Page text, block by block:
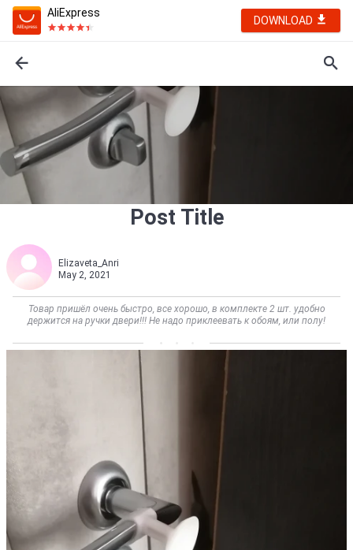
AliExpress
DOWNLOAD
Post Title
Elizaveta_Anri
May 2, 2021
Товар пришёл очень быстро, все хорошо, в комплекте 2 шт. удобно
держится на ручки двери!!! Не надо приклеевать к обоям, или полу!